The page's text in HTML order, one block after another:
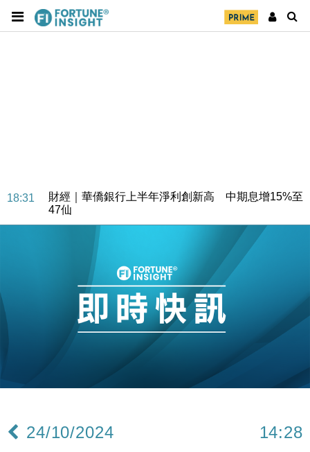
18:31
財經｜華僑銀行上半年淨利創新高 中期息增15%至
47仙
財經｜滙豐上調香港今年GDP預測至4.5% 看好貿易
及消費表現
本地｜假冒內地執法人員要求交「保證金」 43歲女子
損失近6900萬元
財經｜日經失守6.5萬點後回穩 全周仍升近2%
15:47
財經｜恒隆10月換帥 玩具「反」斗城亞洲CEO蔡德
財經｜韓股反覆波動收跌 連挫7周創逾3年最長跌勢
12:44
財經｜日本春季三度入市撐日圓 4月單日斥6.28萬億
24/10/2024 14:28